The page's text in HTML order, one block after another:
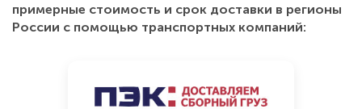
примерные стоимость и срок доставки в регионы
России с помощью транспортных компаний: